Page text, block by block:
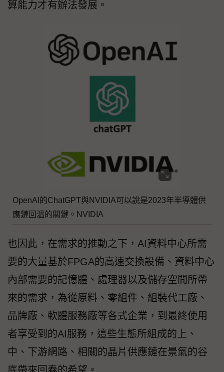
算能力才有辦法發展。
OpenAI的ChatGPT與NVIDIA可以說是2023年半導體供
應鏈回溫的關鍵。NVIDIA
也因此，在需求的推動之下，AI資料中心所需
要的大量基於FPGA的高速交換設備、資料中心
內部需要的記憶體、處理器以及儲存空間所帶
來的需求，為從原料、零組件、組裝代工廠、
品牌廠、軟體服務廠等各式企業，到最終使用
者享受到的AI服務，這些生態所組成的上、
中、下游網路、相關的晶片供應鏈在景氣的谷